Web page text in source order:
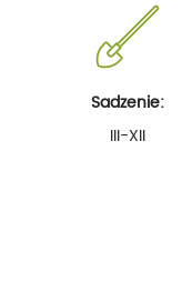
Sadzenie:
III-XII